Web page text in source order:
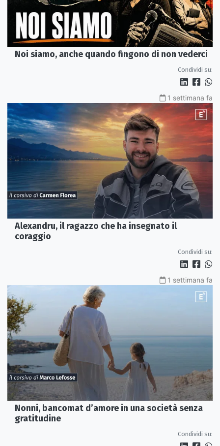
Noi siamo, anche quando fingono di non vederci
Condividi su:
1 settimana fa
Alexandru, il ragazzo che ha insegnato il
coraggio
Condividi su:
1 settimana fa
Nonni, bancomat d’amore in una società senza
gratitudine
Condividi su: